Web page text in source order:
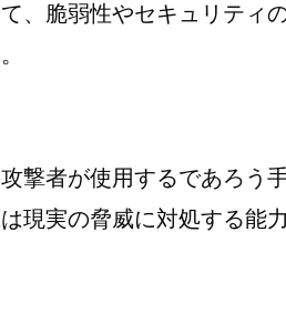
、脆弱性やセキュリティ
撃者が使用するであろう
現実の脅威に対処する能